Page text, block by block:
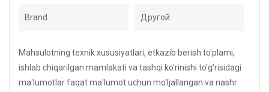
Brand Другой
Mahsulotning texnik xususiyatlari, etkazib berish to'plami,
ishlab chiqarilgan mamlakati va tashqi ko'rinishi to'g'risidagi
ma'lumotlar faqat ma'lumot uchun mo'ljallangan va nashr